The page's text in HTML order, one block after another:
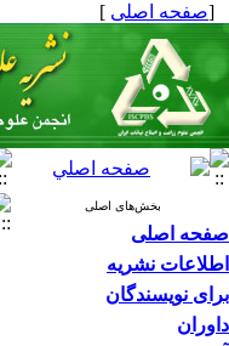
[صفحه اصلی ]
بخش‌های اصلی
صفحه اصلی
اطلاعات نشریه
برای نویسندگان
داوران